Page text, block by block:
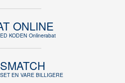
ONLINE
KODEN Onlinerabat
EN VARE BILLIGERE